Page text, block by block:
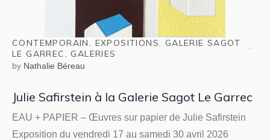
CONTEMPORAIN , EXPOSITIONS, GALERIE SAGOT
LE GARREC , GALERIES
by Nathalie Béreau
Julie Safirstein à la Galerie Sagot Le Garrec
EAU + PAPIER – Œuvres sur papier de Julie Safirstein
Exposition du vendredi 17 au samedi 30 avril 2026